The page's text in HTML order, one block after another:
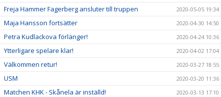
Freja Hammer Fagerberg ansluter till truppen 2020-05-05 19:34
Maja Hansson fortsätter 2020-04-30 14:50
Petra Kudlackova förlänger! 2020-04-24 10:36
Ytterligare spelare klar! 2020-04-02 17:04
Välkommen retur! 2020-03-27 18:55
USM 2020-03-20 11:36
Matchen KHK - Skånela är inställd! 2020-03-13 17:10